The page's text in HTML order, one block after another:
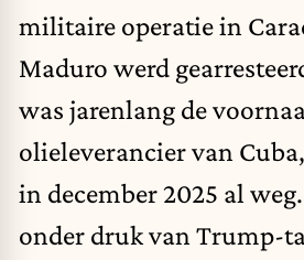
militaire operatie in
Maduro werd
was jarenlang de
olieleverancier van
in december 2025 al
onder druk van Trump-